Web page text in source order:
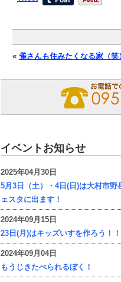
« 雀さんも住みたくなる家（笑
イベントお知らせ
2025年04月30日
5月3日（土）・4日(日)は大村市野
ェスタに出ます！
2024年09月15日
23日(月)はキッズいすを作ろう！！
2024年09月04日
もうじきたべられるぼく！